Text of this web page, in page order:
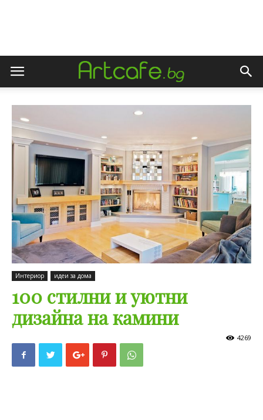
Интериор идеи за дома
100 стилни и уютни
дизайна на камини
4269